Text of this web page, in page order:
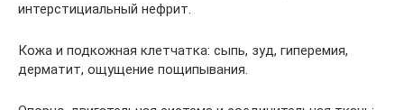
интерстициальный нефрит.
Кожа и подкожная клетчатка: сыпь, зуд, гиперемия,
дерматит, ощущение пощипывания.